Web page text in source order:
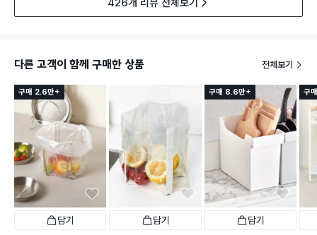
426개 리뷰 전체보기
다른 고객이 함께 구매한 상품 전체보기
구매 2.6만+
담기 담기
구매 8.6만+
담기
구